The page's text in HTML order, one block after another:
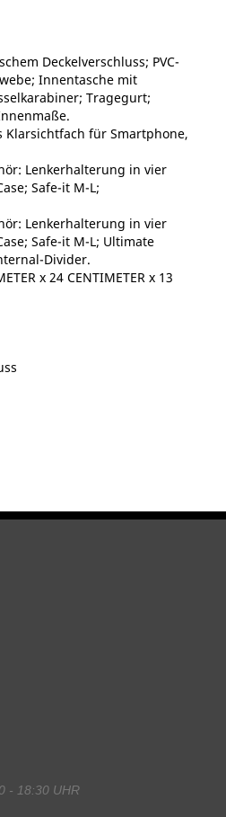
Deckelverschluss; PVC-
Innentasche mit
Tragegurt;
Klarsichtfach für Smartphone,
Lenkerhalterung in vier
Safe-it M-L;
Lenkerhalterung in vier
Safe-it M-L; Ultimate
Divider.
x 24 CENTIMETER x 13
- 18:30 UHR